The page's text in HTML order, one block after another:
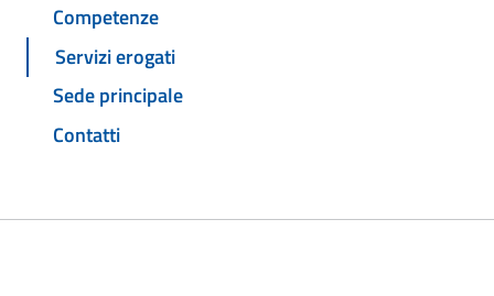
Competenze
Servizi erogati
Sede principale
Contatti